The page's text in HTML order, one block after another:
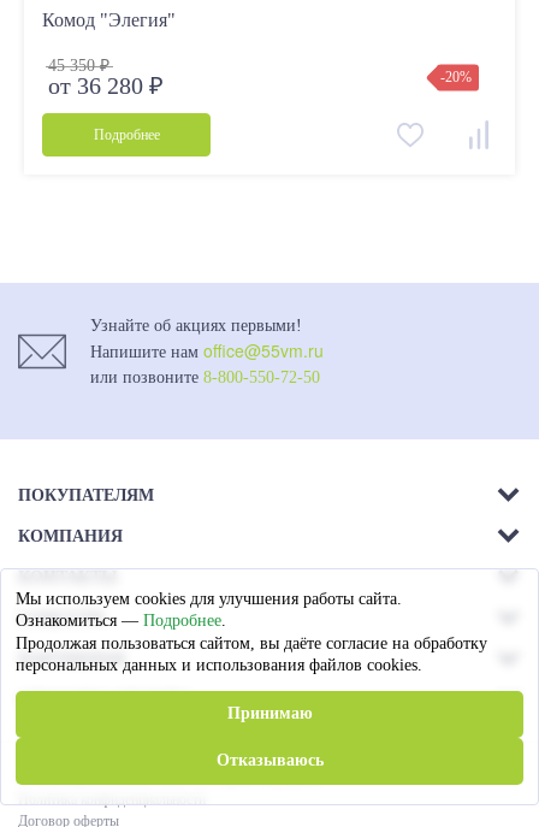
Комод "Элегия"
45 350 ₽
от 36 280 ₽ -20%
Подробнее
Узнайте об акциях первыми!
Напишите нам office@55vm.ru
или позвоните 8-800-550-72-50
ПОКУПАТЕЛЯМ
Акции
Доставка
Оплата
КОМПАНИЯ
Магазины
г. Омск.
Ул. 26-я Северная - 13а,
лит А
Пн. — Пт. c 09:00 до 17:00
office@55vm.ru
СОЦСЕТИ
ПАРТНЕРАМ
Договор оферты
Мы используем cookies для улучшения работы сайта.
Ознакомиться — Подробнее.
Продолжая пользоваться сайтом, вы даёте согласие на обработку
персональных данных и использования файлов cookies.
Принимаю
Отказываюсь